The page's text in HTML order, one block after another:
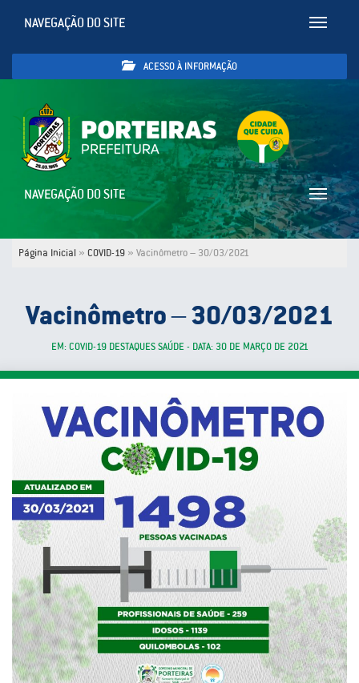
Toggle
NAVEGAÇÃO DO SITE
ACESSO À INFORMAÇÃO
Toggle
NAVEGAÇÃO DO SITE
Página Inicial » COVID-19 » Vacinômetro – 30/03/2021
Vacinômetro – 30/03/2021
EM: COVID-19 DESTAQUES SAÚDE - DATA: 30 DE MARÇO DE 2021